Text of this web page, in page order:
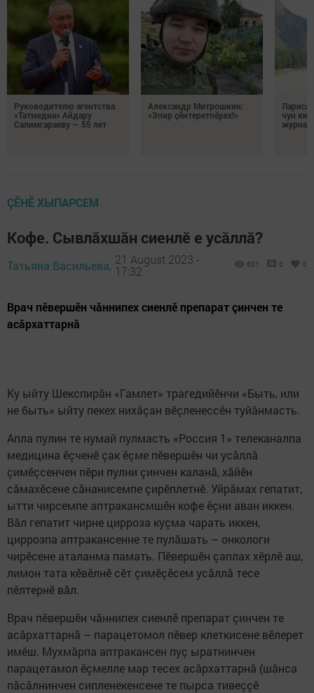
Руководителю агентства
«Татмедиа» Айдару
Салимгараеву — 55 лет
Александр Митрошкин:
«Эпир çӗнтеретпӗрех!»
Лариса
чун
ÇӖНӖ ХЫПАРСЕМ
Кофе. Сывлăхшăн сиенлӗ е усăллă?
Татьяна Васильева, 21 August 2023 -
17:32
631 0 0
Врач пӗвершӗн чăннипех сиенлӗ препарат çинчен те
асăрхаттарнă
Ку ыйту Шекспирăн «Гамлет» трагедийӗнчи «Быть, или
не быть» ыйту пекех нихăçан вӗçленессӗн туйăнмасть.
Апла пулин те нумай пулмасть «Россия 1» телеканалпа
медицина ӗçченӗ çак ӗçме пӗвершӗн чи усăллă
çимӗçсенчен пӗри пулни çинчен каланă, хăйӗн
сăмахӗсене сăнанисемпе çирӗплетнӗ. Уйрăмах гепатит,
ытти чирсемпе аптракансмшӗн кофе ӗçни аван иккен.
Вăл гепатит чирне цирроза куçма чарать иккен,
циррозпа аптракансенне те пулăшать – онкологи
чирӗсене аталанма памать. Пӗвершӗн çаплах хӗрлӗ аш,
лимон тата кӗвӗлнӗ сӗт çимӗçӗсем усăллă тесе
пӗлтернӗ вăл.
Врач пӗвершӗн чăннипех сиенлӗ препарат çинчен те
асăрхаттарнă – парацетомол пӗвер клеткисене вӗлерет
имӗш. Мухмăрпа аптракансен пуç ыратнинчен
парацетамол ӗçмелле мар тесех асăрхаттарнă (шăнса
пăсăлнинчен сипленекенсене те пырса тивеççӗ